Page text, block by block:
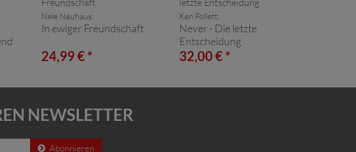
Nele Neuhaus:
In ewiger Freundschaft
24,99 € *
Ken Follett:
Never - Die letzte
Entscheidung
32,00 € *
NEWSLETTER
Abonnieren